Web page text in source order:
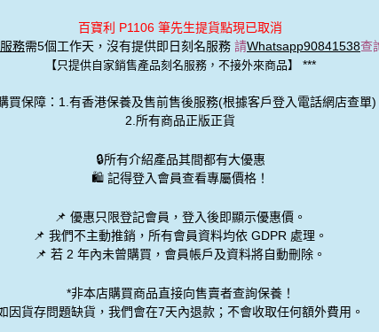
百寶利 P1106 筆先生提貨點現已取消
務需5個工作天，沒有提供即日刻名服務 請Whatsapp90841538查
【只提供自家銷售產品刻名服務，不接外來商品】 ***
買保障：1.有香港保養及售前售後服務(根據客戶登入電話網店查單)
2.所有商品正版正貨
🔒所有介紹產品其間都有大優惠
🛍️ 記得登入會員查看專屬價格！
📌 優惠只限登記會員 ，登入後即顯示優惠價。
📌 我們不主動推銷 ，所有會員資料均依 GDPR 處理。
📌 若 2 年內未曾購買，會員帳戶及資料將自動刪除。
*非本店購買商品直接向售賣者查詢保養！
因貨存問題缺貨，我們會在7天內退款；不會收取任何額外費用。